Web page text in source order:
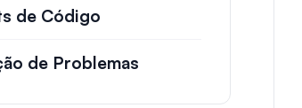
de Código
de Problemas